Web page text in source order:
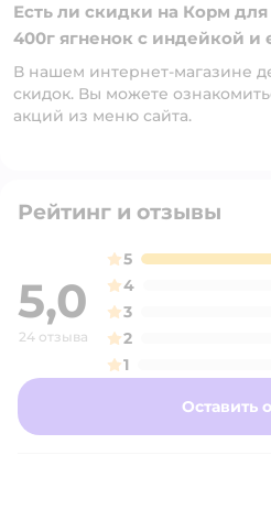
Есть ли скидки на Корм
400г ягненок с индейкой и
В нашем интернет-магазине
скидок. Вы можете
акций из меню сайта.
Рейтинг и отзывы
5,0
24 отзыва
5
4
3
2
1
Оставить